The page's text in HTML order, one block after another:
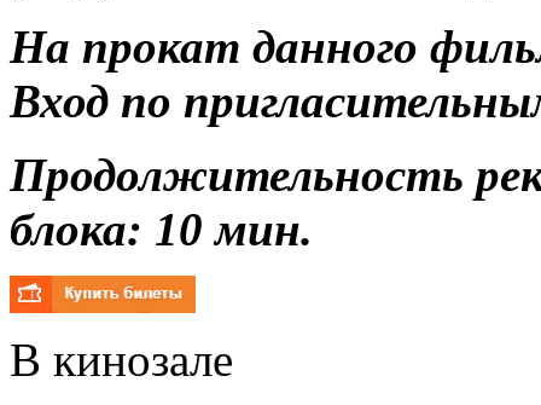
На прокат данного
Вход по
Продолжительность
блока: 10 мин.
В кинозале